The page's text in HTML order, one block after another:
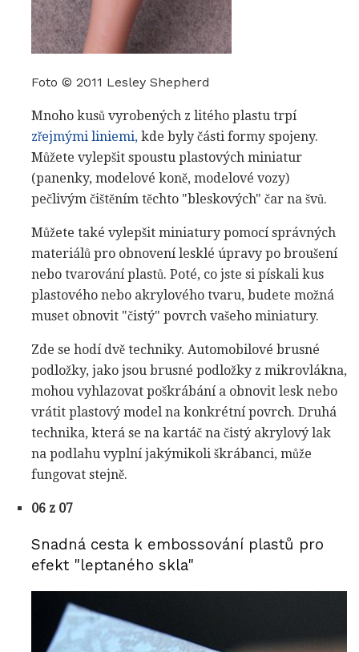
Foto © 2011 Lesley Shepherd
Mnoho kusů vyrobených z litého plastu trpí
zřejmými liniemi, kde byly části formy spojeny.
Můžete vylepšit spoustu plastových miniatur
(panenky, modelové koně, modelové vozy)
pečlivým čištěním těchto "bleskových" čar na švů.
Můžete také vylepšit miniatury pomocí správných
materiálů pro obnovení lesklé úpravy po broušení
nebo tvarování plastů. Poté, co jste si pískali kus
plastového nebo akrylového tvaru, budete možná
muset obnovit "čistý" povrch vašeho miniatury.
Zde se hodí dvě techniky. Automobilové brusné
podložky, jako jsou brusné podložky z mikrovlákna,
mohou vyhlazovat poškrábání a obnovit lesk nebo
vrátit plastový model na konkrétní povrch. Druhá
technika, která se na kartáč na čistý akrylový lak
na podlahu vyplní jakýmikoli škrábanci, může
fungovat stejně.
06 z 07
Snadná cesta k embossování plastů pro
efekt "leptaného skla"